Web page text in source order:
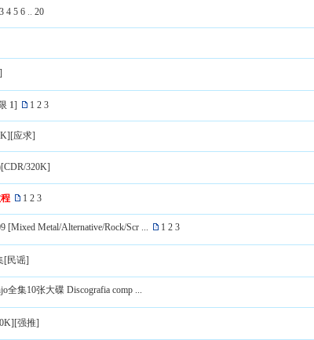
3 4 5 6.. 20
1] 1 2 3
应求]
320K]
1 2 3
[Mixed Metal/Alternative/Rock/Scr ... 1 2 3
[民谣]
全集10张大碟 Discografia comp ...
强推]